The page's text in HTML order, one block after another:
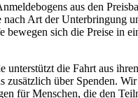
aus den
nach Art der Unterbringung
bewegen sich die Preise in
unterstützt die Fahrt aus
zusätzlich über Spenden.
für Menschen, die den